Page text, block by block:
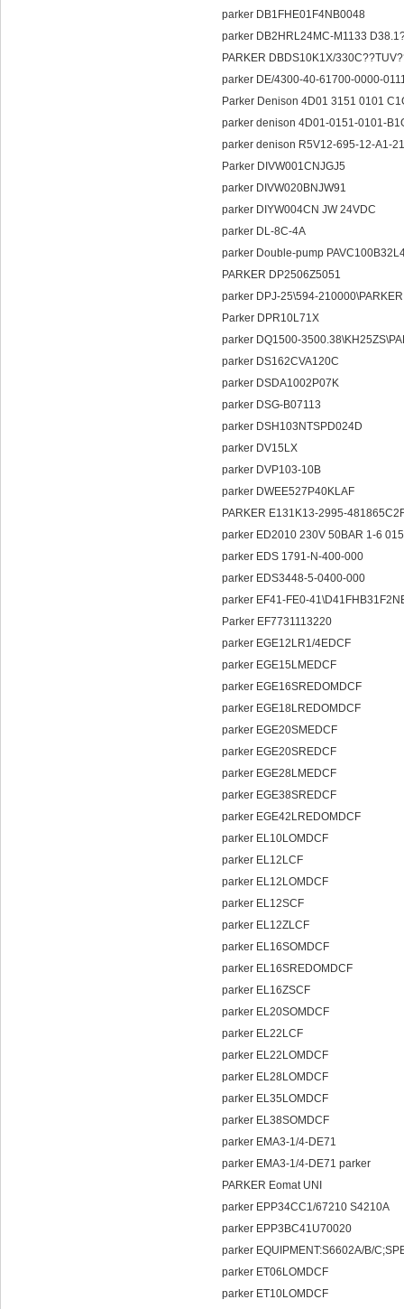
parker DB1FHE01F4NB0048
parker DB2HRL24MC-M1133
PARKER DBDS10K1X/
parker DE/4300-40-61700-0000-
Parker Denison 4D01 3151 0101
parker denison 4D01-0151-0101-
parker denison R5V12-695-12-
Parker DIVW001CNJGJ5
parker DIVW020BNJW91
parker DIYW004CN JW 24VDC
parker DL-8C-4A
parker Double-pump
PARKER DP2506Z5051
parker DPJ-25\594-
Parker DPR10L71X
parker DQ1500-
parker DS162CVA120C
parker DSDA1002P07K
parker DSG-B07113
parker DSH103NTSPD024D
parker DV15LX
parker DVP103-10B
parker DWEE527P40KLAF
PARKER E131K13-2995-
parker ED2010 230V 50BAR 1-6
parker EDS 1791-N-400-000
parker EDS3448-5-0400-000
parker EF41-FE0-
Parker EF7731113220
parker EGE12LR1/4EDCF
parker EGE15LMEDCF
parker EGE16SREDOMDCF
parker EGE18LREDOMDCF
parker EGE20SMEDCF
parker EGE20SREDCF
parker EGE28LMEDCF
parker EGE38SREDCF
parker EGE42LREDOMDCF
parker EL10LOMDCF
parker EL12LCF
parker EL12LOMDCF
parker EL12SCF
parker EL12ZLCF
parker EL16SOMDCF
parker EL16SREDOMDCF
parker EL16ZSCF
parker EL20SOMDCF
parker EL22LCF
parker EL22LOMDCF
parker EL28LOMDCF
parker EL35LOMDCF
parker EL38SOMDCF
parker EMA3-1/4-DE71
parker EMA3-1/4-DE71 parker
PARKER Eomat UNI
parker EPP34CC1/67210 S4210A
parker EPP3BC41U70020
parker EQUIPMENT:S6602A/B/
parker ET06LOMDCF
parker ET10LOMDCF